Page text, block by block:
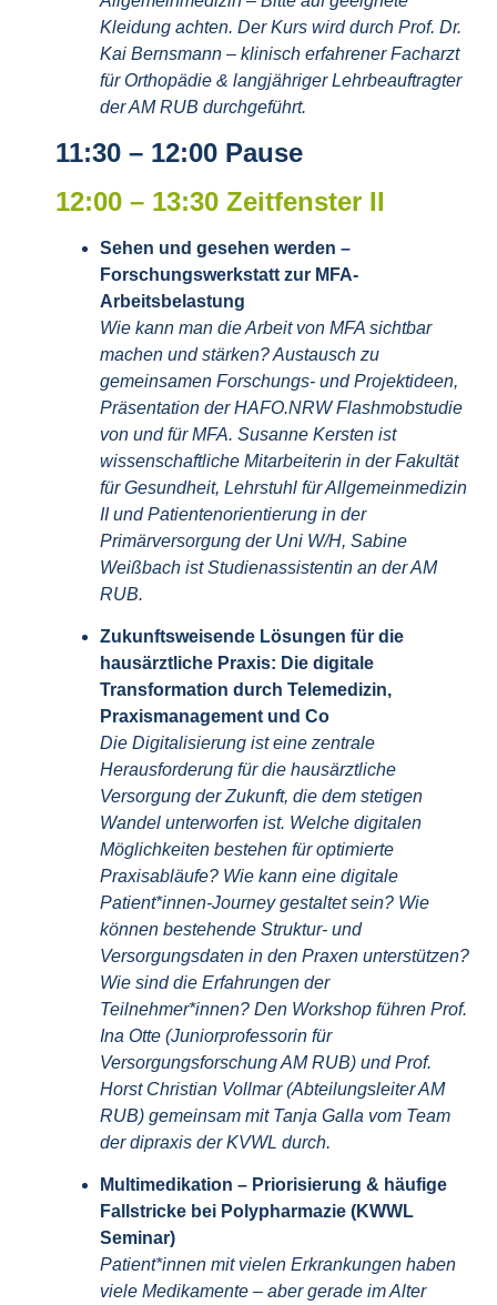
Kleidung achten. Der Kurs wird durch Prof. Dr.
Kai Bernsmann – klinisch erfahrener Facharzt
für Orthopädie & langjähriger Lehrbeauftragter
der AM RUB durchgeführt.
11:30 – 12:00 Pause
12:00 – 13:30 Zeitfenster II
Sehen und gesehen werden –
Forschungswerkstatt zur MFA-
Arbeitsbelastung
Wie kann man die Arbeit von MFA sichtbar
machen und stärken? Austausch zu
gemeinsamen Forschungs- und Projektideen,
Präsentation der HAFO.NRW Flashmobstudie
von und für MFA. Susanne Kersten ist
wissenschaftliche Mitarbeiterin in der Fakultät
für Gesundheit, Lehrstuhl für Allgemeinmedizin
II und Patientenorientierung in der
Primärversorgung der Uni W/H, Sabine
Weißbach ist Studienassistentin an der AM
RUB.
Zukunftsweisende Lösungen für die
hausärztliche Praxis: Die digitale
Transformation durch Telemedizin,
Praxismanagement und Co
Die Digitalisierung ist eine zentrale
Herausforderung für die hausärztliche
Versorgung der Zukunft, die dem stetigen
Wandel unterworfen ist. Welche digitalen
Möglichkeiten bestehen für optimierte
Praxisabläufe? Wie kann eine digitale
Patient*innen-Journey gestaltet sein? Wie
können bestehende Struktur- und
Versorgungsdaten in den Praxen unterstützen?
Wie sind die Erfahrungen der
Teilnehmer*innen? Den Workshop führen Prof.
Ina Otte (Juniorprofessorin für
Versorgungsforschung AM RUB) und Prof.
Horst Christian Vollmar (Abteilungsleiter AM
RUB) gemeinsam mit Tanja Galla vom Team
derdipraxis der KVWL durch.
Multimedikation – Priorisierung & häufige
Fallstricke bei Polypharmazie (KWWL
Seminar)
Patient*innen mit vielen Erkrankungen haben
viele Medikamente – aber gerade im Alter